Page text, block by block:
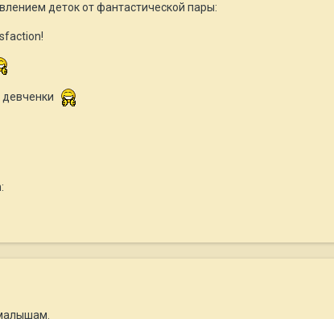
деток от фантастической пары: